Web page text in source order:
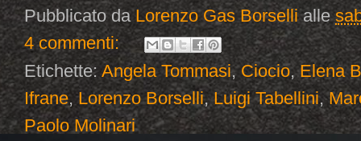
Pubblicato daLorenzo Gas Borselli alle
4 commenti:
Etichette: Angela Tommasi,Ciocio,Elena
Ifrane,Lorenzo Borselli,Luigi Tabellini,
Paolo Molinari